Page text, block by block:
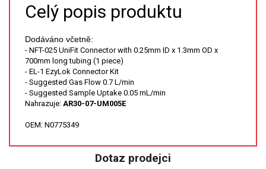
MIKROVLNNÝ ROZKLAD
TLAKOVÉ AUTOKLÁVY
REAKČNÍ AUTOKLÁVY
TAVENÍ
Celý popis produktu
Dodáváno včetně:
- NFT-025 UniFit Connector with 0.25mm ID x 1.3mm OD x
700mm long tubing (1 piece)
- EL-1 EzyLok Connector Kit
- Suggested Gas Flow 0.7 L/min
- Suggested Sample Uptake 0.05 mL/min
Nahrazuje: AR30-07-UM005E
OEM: N0775349
Dotaz prodejci